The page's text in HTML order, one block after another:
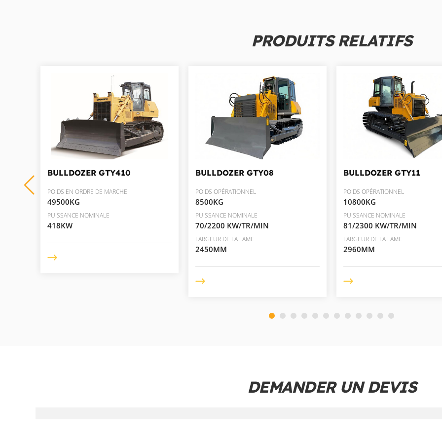
PRODUITS RELATIFS
BULLDOZER GTY410
POIDS EN ORDRE DE MARCHE
49500KG
PUISSANCE NOMINALE
418KW
BULLDOZER GTY08
POIDS OPÉRATIONNEL
8500KG
PUISSANCE NOMINALE
70/2200 KW/TR/MIN
LARGEUR DE LA LAME
2450MM
BULLDOZER GTY11
POIDS OPÉRATIONNEL
10800KG
PUISSANCE NOMINALE
81/2300 KW/TR/MIN
LARGEUR DE LA LAME
2960MM
DEMANDER UN DEVIS